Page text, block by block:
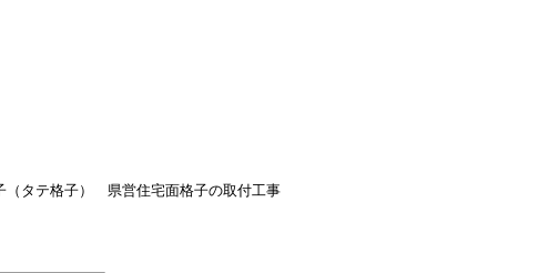
タテ格子） 県営住宅面格子の取付工事